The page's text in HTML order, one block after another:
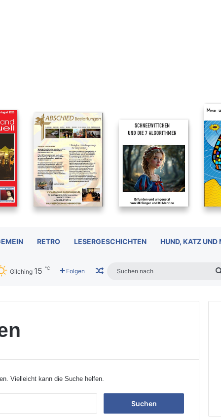
RETRO LESERGESCHICHTEN HUND, KATZ UND
Gilching 15 ℃ Folgen Zufälliger Artikel
Vielleicht kann die Suche helfen.